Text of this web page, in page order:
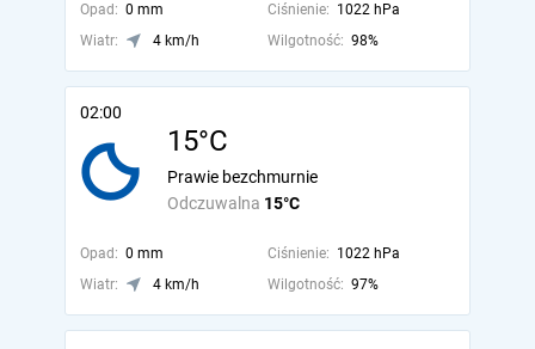
Opad: 0 mm Ciśnienie: 1022 hPa
Wiatr:
4 km/h Wilgotność: 98%
02:00
15°C
Odczuwalna 15°C
Prawie bezchmurnie
Opad: 0 mm Ciśnienie: 1022 hPa
Wiatr:
4 km/h Wilgotność: 97%